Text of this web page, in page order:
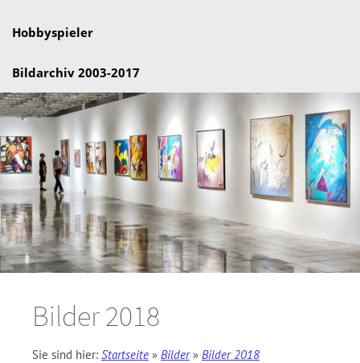
Hobbyspieler
Bildarchiv 2003-2017
Bilder 2018
Sie sind hier: Startseite » Bilder» Bilder 2018